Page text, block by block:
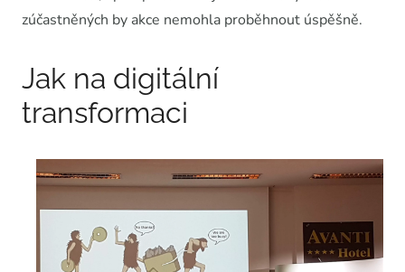
zúčastněných by akce nemohla proběhnout úspěšně.
Jak na digitální
transformaci